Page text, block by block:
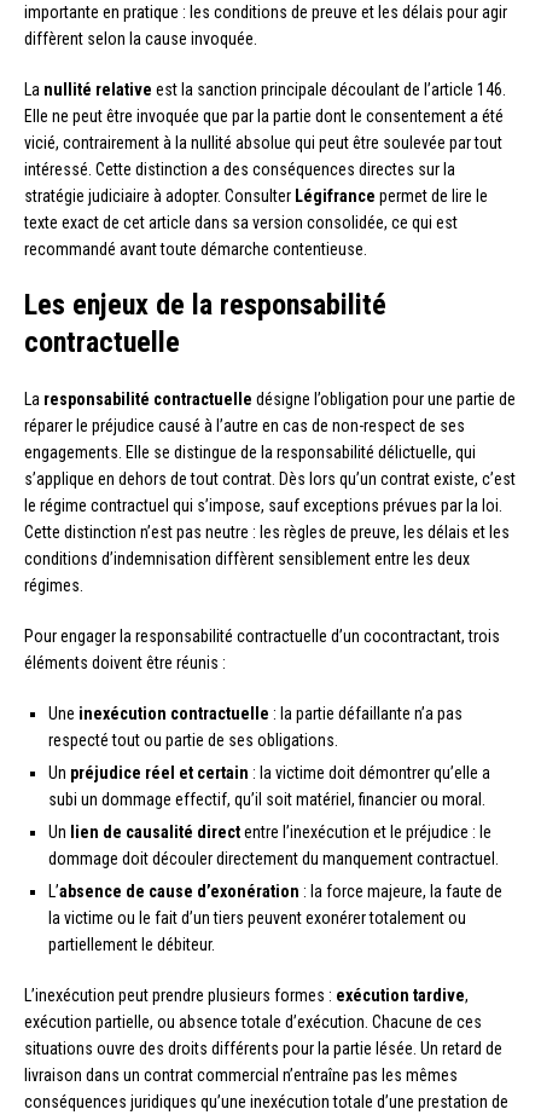
importante en pratique : les conditions de preuve et les délais pour agir
diffèrent selon la cause invoquée.
La nullité relative est la sanction principale découlant de l’article 146.
Elle ne peut être invoquée que par la partie dont le consentement a été
vicié, contrairement à la nullité absolue qui peut être soulevée par tout
intéressé. Cette distinction a des conséquences directes sur la
stratégie judiciaire à adopter. Consulter Légifrance permet de lire le
texte exact de cet article dans sa version consolidée, ce qui est
recommandé avant toute démarche contentieuse.
Les enjeux de la responsabilité
contractuelle
La responsabilité contractuelle désigne l’obligation pour une partie de
réparer le préjudice causé à l’autre en cas de non-respect de ses
engagements. Elle se distingue de la responsabilité délictuelle, qui
s’applique en dehors de tout contrat. Dès lors qu’un contrat existe, c’est
le régime contractuel qui s’impose, sauf exceptions prévues par la loi.
Cette distinction n’est pas neutre : les règles de preuve, les délais et les
conditions d’indemnisation diffèrent sensiblement entre les deux
régimes.
Pour engager la responsabilité contractuelle d’un cocontractant, trois
éléments doivent être réunis :
Une inexécution contractuelle : la partie défaillante n’a pas
respecté tout ou partie de ses obligations.
Un préjudice réel et certain : la victime doit démontrer qu’elle a
subi un dommage effectif, qu’il soit matériel, financier ou moral.
Un lien de causalité directentre l’inexécution et le préjudice : le
dommage doit découler directement du manquement contractuel.
L’absence de cause d’exonération : la force majeure, la faute de
la victime ou le fait d’un tiers peuvent exonérer totalement ou
partiellement le débiteur.
L’inexécution peut prendre plusieurs formes : exécution tardive,
exécution partielle, ou absence totale d’exécution. Chacune de ces
situations ouvre des droits différents pour la partie lésée. Un retard de
livraison dans un contrat commercial n’entraîne pas les mêmes
conséquences juridiques qu’une inexécution totale d’une prestation de